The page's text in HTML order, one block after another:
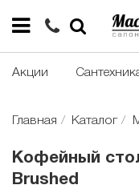
Акции
Главная Каталог
Кофейный
Brushed